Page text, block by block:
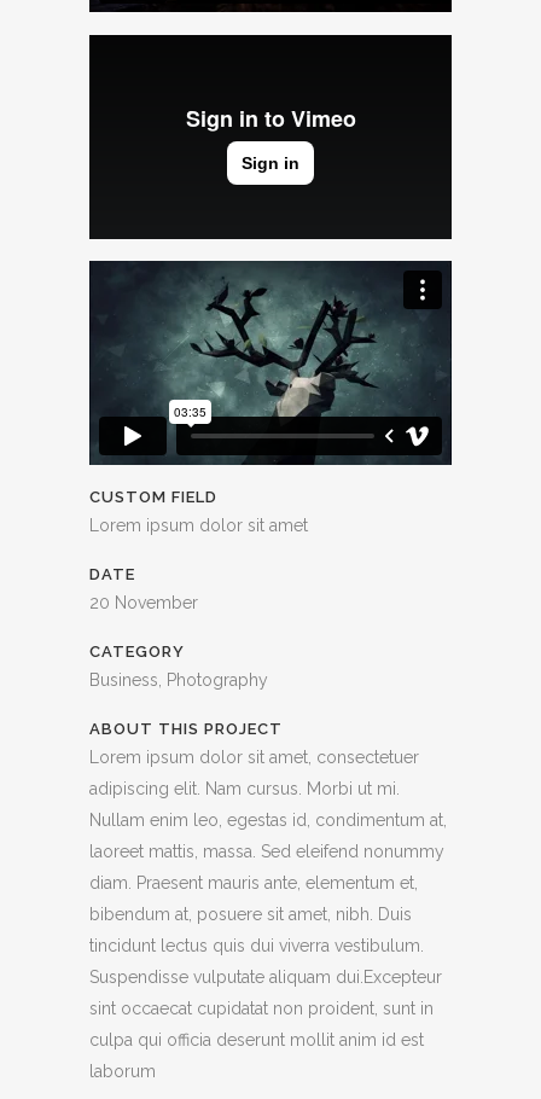
CUSTOM FIELD
Lorem ipsum dolor sit amet
DATE
20 November
CATEGORY
Business, Photography
ABOUT THIS PROJECT
Lorem ipsum dolor sit amet, consectetuer
adipiscing elit. Nam cursus. Morbi ut mi.
Nullam enim leo, egestas id, condimentum at,
laoreet mattis, massa. Sed eleifend nonummy
diam. Praesent mauris ante, elementum et,
bibendum at, posuere sit amet, nibh. Duis
tincidunt lectus quis dui viverra vestibulum.
Suspendisse vulputate aliquam dui.Excepteur
sint occaecat cupidatat non proident, sunt in
culpa qui officia deserunt mollit anim id est
laborum